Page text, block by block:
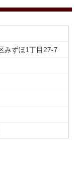
みずほ1丁目27-7